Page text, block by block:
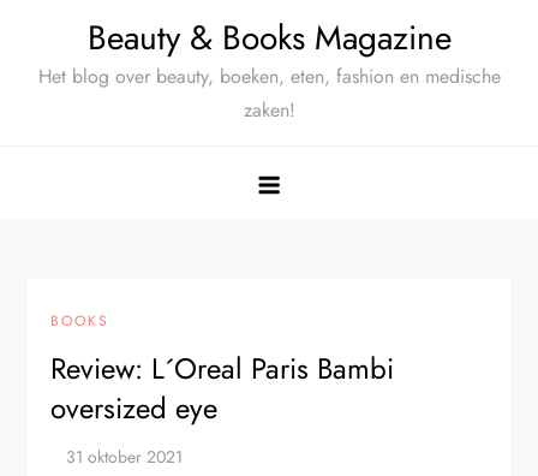
Beauty & Books Magazine
Het blog over beauty, boeken, eten, fashion en medische
zaken!
BOOKS
Review: L´Oreal Paris Bambi
oversized eye